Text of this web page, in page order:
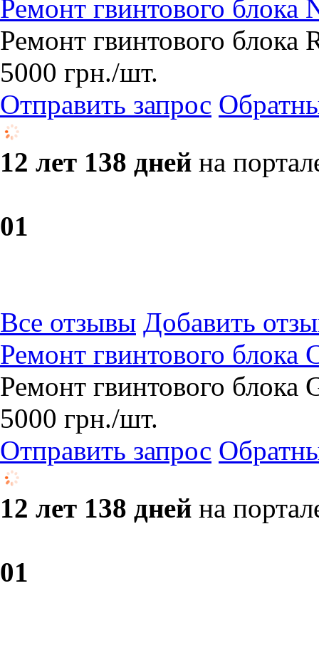
Ремонт гвинтового
Ремонт гвинтового
5000 грн./шт.
Отправить запрос
12 лет 138 дней на
01
Все отзывы Добавить
Ремонт гвинтового блока
Ремонт гвинтового
5000 грн./шт.
Отправить запрос
12 лет 138 дней на
01